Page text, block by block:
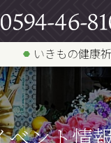
いきもの健康
ベント情